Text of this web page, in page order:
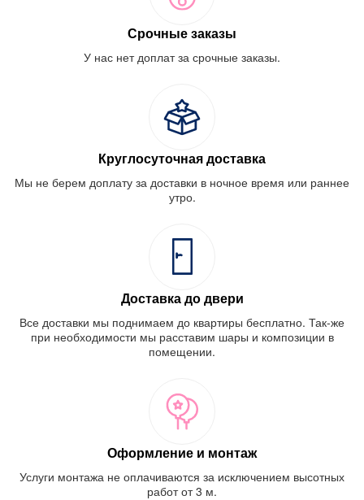
Срочные заказы
У нас нет доплат за срочные заказы.
Круглосуточная доставка
Мы не берем доплату за доставки в ночное время или раннее
утро.
Доставка до двери
Все доставки мы поднимаем до квартиры бесплатно. Так-же
при необходимости мы расставим шары и композиции в
помещении.
Оформление и монтаж
Услуги монтажа не оплачиваются за исключением высотных
работ от 3 м.